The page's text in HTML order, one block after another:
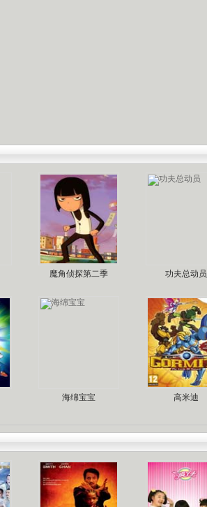
魔角侦探第二季 功夫总动员
海绵宝宝 高米迪